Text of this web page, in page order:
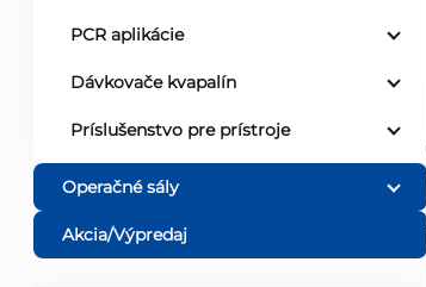
PCR aplikácie
Dávkovače kvapalín
Príslušenstvo pre prístroje
Operačné sály
Akcia/Výpredaj